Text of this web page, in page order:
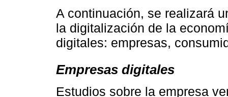
A continuación, se realizará
la digitalización de la
digitales: empresas,
Empresas digitales
Estudios sobre la empresa